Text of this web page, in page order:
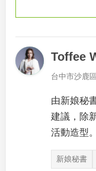
Toffee
台中市沙鹿區
由新娘秘
建議，除
活動造型。
新娘秘書